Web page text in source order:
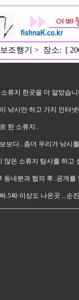
조행기 > 장소: [
류지 한곳을 더 알았습니
낚시만 하고 가지 인터
한 소류지..
보다...좀더 우리가 낚시
않은 소류지 탐사를 하고
동네분과 협의 후..공개
.5짜 이상도 나온곳 ...순